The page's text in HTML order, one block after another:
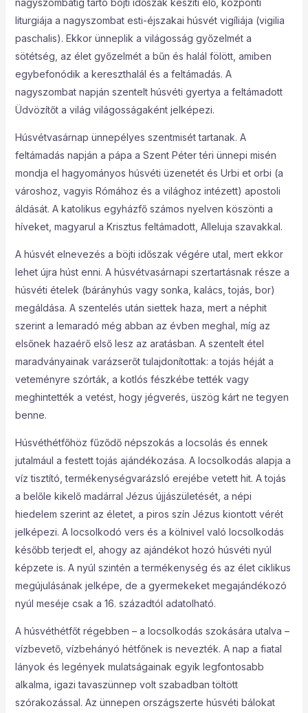
nagyszombatig tartó böjti időszak készíti elő, központi
liturgiája a nagyszombat esti-éjszakai húsvét vigíliája (vigilia
paschalis). Ekkor ünneplik a világosság győzelmét a
sötétség, az élet győzelmét a bűn és halál fölött, amiben
egybefonódik a kereszthalál és a feltámadás. A
nagyszombat napján szentelt húsvéti gyertya a feltámadott
Üdvözítőt a világ világosságaként jelképezi.
Húsvétvasárnap ünnepélyes szentmisét tartanak. A
feltámadás napján a pápa a Szent Péter téri ünnepi misén
mondja el hagyományos húsvéti üzenetét és Urbi et orbi (a
városhoz, vagyis Rómához és a világhoz intézett) apostoli
áldását. A katolikus egyházfő számos nyelven köszönti a
híveket, magyarul a Krisztus feltámadott, Alleluja szavakkal.
A húsvét elnevezés a böjti időszak végére utal, mert ekkor
lehet újra húst enni. A húsvétvasárnapi szertartásnak része a
húsvéti ételek (bárányhús vagy sonka, kalács, tojás, bor)
megáldása. A szentelés után siettek haza, mert a néphit
szerint a lemaradó még abban az évben meghal, míg az
elsőnek hazaérő első lesz az aratásban. A szentelt étel
maradványainak varázserőt tulajdonítottak: a tojás héját a
veteményre szórták, a kotlós fészkébe tették vagy
meghintették a vetést, hogy jégverés, üszög kárt ne tegyen
benne.
Húsvéthétfőhöz fűződő népszokás a locsolás és ennek
jutalmául a festett tojás ajándékozása. A locsolkodás alapja a
víz tisztító, termékenységvarázsló erejébe vetett hit. A tojás
a belőle kikelő madárral Jézus újjászületését, a népi
hiedelem szerint az életet, a piros szín Jézus kiontott vérét
jelképezi. A locsolkodó vers és a kölnivel való locsolkodás
később terjedt el, ahogy az ajándékot hozó húsvéti nyúl
képzete is. A nyúl szintén a termékenység és az élet ciklikus
megújulásának jelképe, de a gyermekeket megajándékozó
nyúl meséje csak a 16. századtól adatolható.
A húsvéthétfőt régebben – a locsolkodás szokására utalva –
vízbevető, vízbehányó hétfőnek is nevezték. A nap a fiatal
lányok és legények mulatságainak egyik legfontosabb
alkalma, igazi tavaszünnep volt szabadban töltött
szórakozással. Az ünnepen országszerte húsvéti bálokat